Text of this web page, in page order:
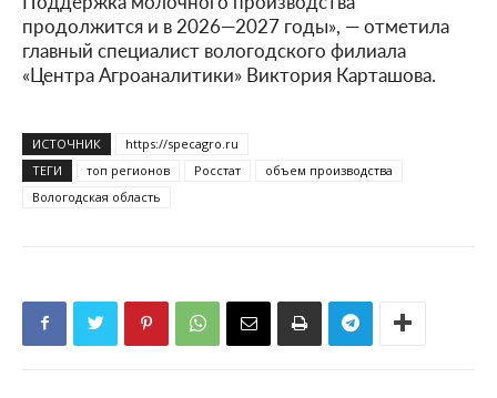
продолжится и в 2026—2027 годы», — отметила
главный специалист вологодского филиала
«Центра Агроаналитики» Виктория Карташова.
ИСТОЧНИК
https://specagro.ru
ТЕГИ
топ регионов Росстат
объем производства
Вологодская область